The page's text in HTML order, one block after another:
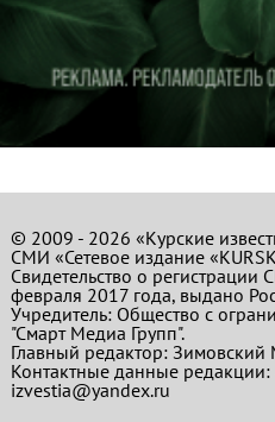
© 2009 - 2026 «Курские
СМИ «Сетевое издание
Свидетельство о
февраля 2017 года, выдано
Учредитель: Общество с
"Смарт Медиа Групп".
Главный редактор:Зимовский
Контактные данные
izvestia@yandex.ru